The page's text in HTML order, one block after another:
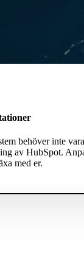
behöver inte
av HubSpot.
med er.